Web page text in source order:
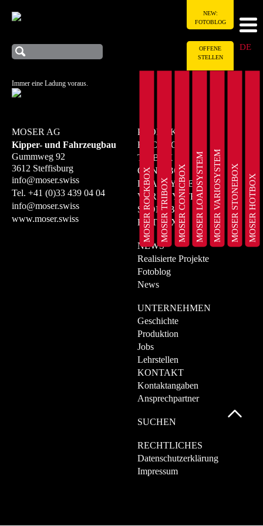
Immer eine Ladung voraus.
DE
NEW:
FOTOBLOG
OFFENE
STELLEN
MOSER ROCKBOXMOSER TRIBOXMOSER CONICBOXMOSER LOADSYSTEMMOSER VARIOSYSTEMMOSER STONEBOXMOSER HOTBOX
MOSER AG
Kipper- und Fahrzeugbau
Gummweg 92
3612 Steffisburg
info@moser.swiss
Tel. +41 (0)33 439 04 04
info@moser.swiss
www.moser.swiss
PRODUKTE
ROCKBOX
TRIBOX
CONICBOX
LOADSYSTEM
VARIOSYSTEM
STONEBOX
HOTBOX
NEWS
Realisierte Projekte
Fotoblog
News
UNTERNEHMEN
Geschichte
Produktion
Jobs
Lehrstellen
KONTAKT
Kontaktangaben
Ansprechpartner
SUCHEN
RECHTLICHES
Datenschutzerklärung
Impressum